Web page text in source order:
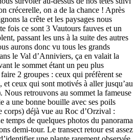
crécerelle, on a de la chance ! Après
la crête et les paysages nous
fois ce sont 3 Vautours fauves et un
passant les uns à la suite des autres
aurons donc vu tous les grands
le Val d’Anniviers, ça en valait la
le sommet étant un peu plus
2 groupes : ceux qui préfèrent se
ceux qui sont motivés à aller jusqu’au
Nous retrouvons au sommet la fameuse
a une bonne bouille avec ses poils
corps) déjà vue au Roc d’Orzival :
temps de quelques photos du panorama
demi-tour. Le transect retour est assez